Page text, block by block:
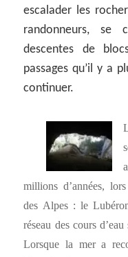
escalader les
randonneurs, se
descentes de
passages qu’il y a
continuer.
millions d’années,
des Alpes : le
réseau des cours
Lorsque la mer a